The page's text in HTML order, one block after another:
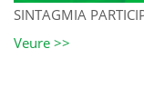
SINTAGMIA
Veure >>